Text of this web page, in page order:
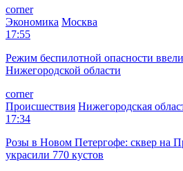
corner
Экономика Москва
17:55
Режим беспилотной опасности
Нижегородской области
corner
Происшествия Нижегородская
17:34
Розы в Новом Петергофе: сквер на
украсили 770 кустов